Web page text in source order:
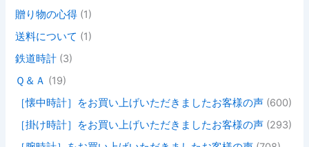
贈り物の心得 (1)
送料について (1)
鉄道時計 (3)
Ｑ＆Ａ (19)
［懐中時計］をお買い上げいただきましたお客様の声 (600)
［掛け時計］をお買い上げいただきましたお客様の声 (293)